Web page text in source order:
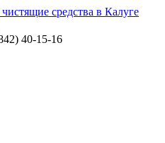
средства в Калуге
40-15-16